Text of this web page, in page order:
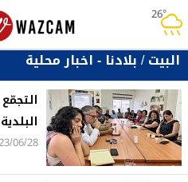
26°rainy
البيت/بلادنا - اخبار محلية
06/28 22:22